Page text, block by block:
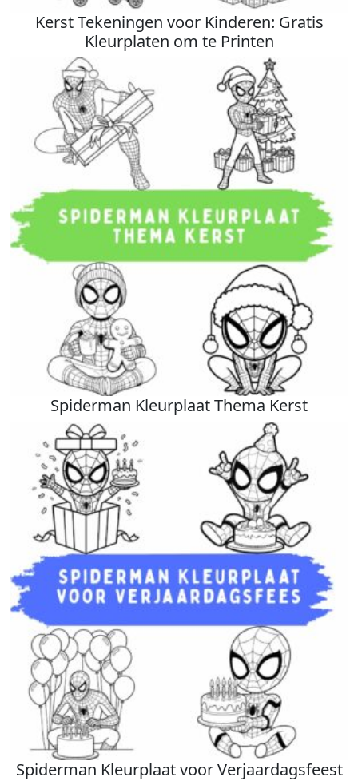
Kerst Tekeningen voor Kinderen: Gratis
Kleurplaten om te Printen
Spiderman Kleurplaat Thema Kerst
Spiderman Kleurplaat voor Verjaardagsfeest